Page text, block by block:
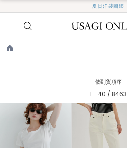
夏日洋裝圖鑑
依到貨順序
1 - 40 / 8463